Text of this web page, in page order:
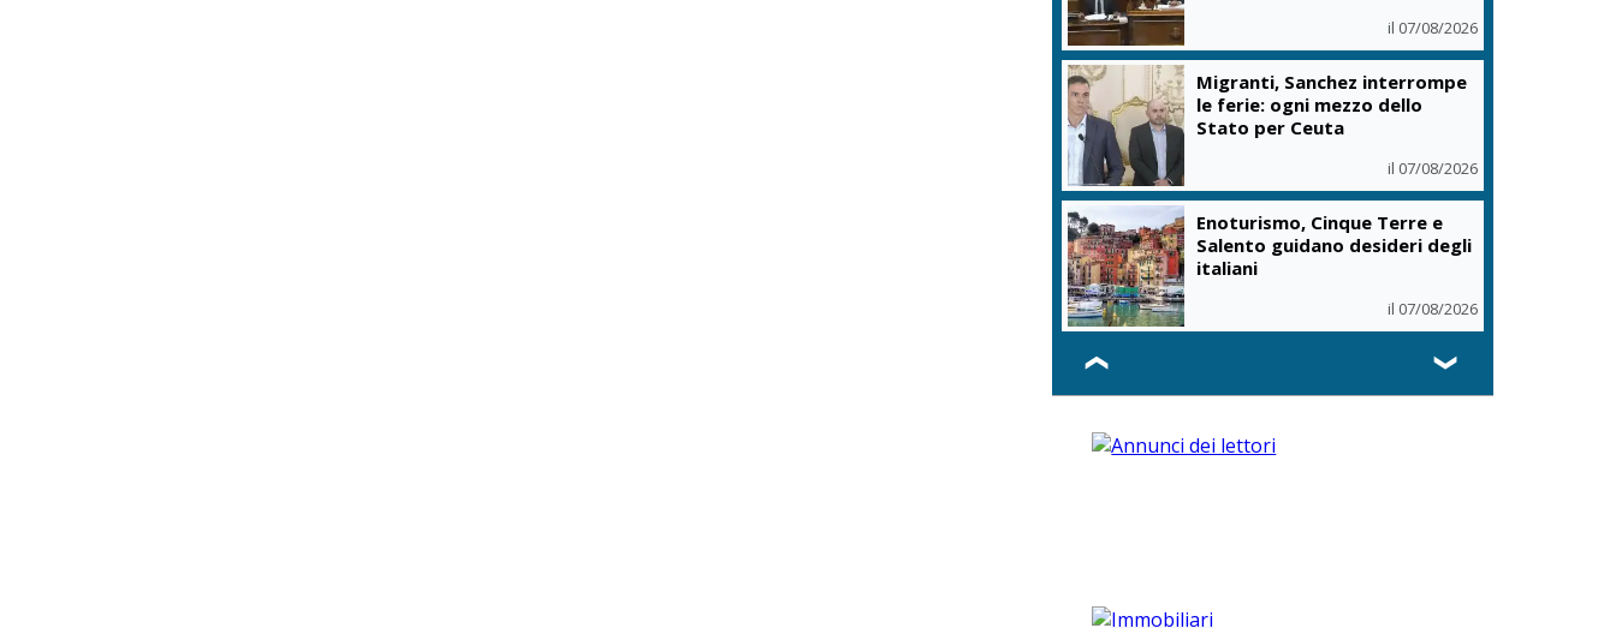
il 07/08/2026
Migranti, Sanchez interrompe
le ferie: ogni mezzo dello
Stato per Ceuta
il 07/08/2026
Enoturismo, Cinque Terre e
Salento guidano desideri degli
italiani
il 07/08/2026
❮ ❯